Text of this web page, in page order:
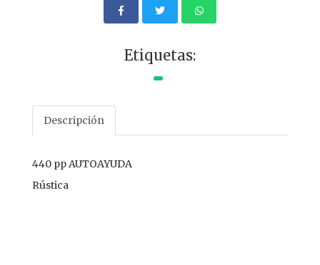
Etiquetas:
Descripción
440 pp AUTOAYUDA
Rústica